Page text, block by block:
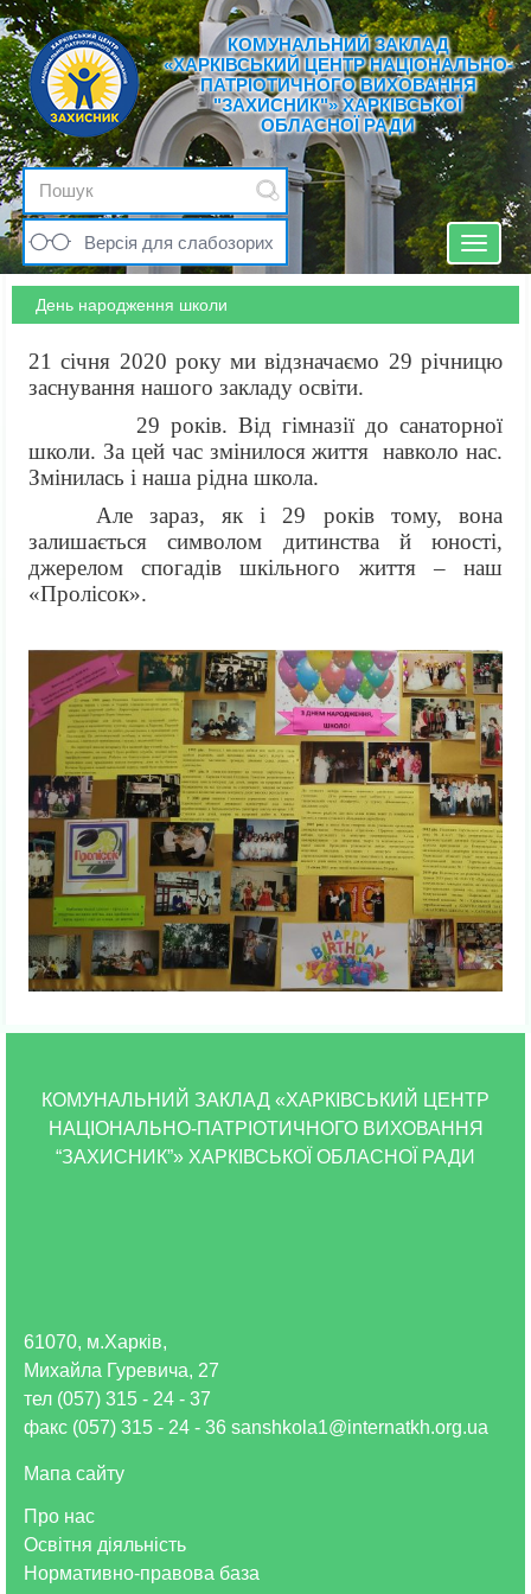
КОМУНАЛЬНИЙ ЗАКЛАД
«ХАРКІВСЬКИЙ ЦЕНТР НАЦІОНАЛЬНО-
ПАТРІОТИЧНОГО ВИХОВАННЯ
"ЗАХИСНИК"» ХАРКІВСЬКОЇ
ОБЛАСНОЇ РАДИ
Версія для слабозорих
Toggle
День народження школи
21 січня 2020 року ми відзначаємо 29 річницю
заснування нашого закладу освіти.
29 років. Від гімназії до санаторної
школи. За цей час змінилося життя навколо нас.
Змінилась і наша рідна школа.
Але зараз, як і 29 років тому, вона
залишається символом дитинства й юності,
джерелом спогадів шкільного життя – наш
«Пролісок».
КОМУНАЛЬНИЙ ЗАКЛАД «ХАРКІВСЬКИЙ ЦЕНТР
НАЦІОНАЛЬНО-ПАТРІОТИЧНОГО ВИХОВАННЯ
“ЗАХИСНИК”» ХАРКІВСЬКОЇ ОБЛАСНОЇ РАДИ
Про нас
Освітня діяльність
Нормативно-правова база
61070, м.Харків,
Михайла Гуревича, 27
тел (057) 315 - 24 - 37
факс (057) 315 - 24 - 36 sanshkola1@internatkh.org.ua
Мапа сайту